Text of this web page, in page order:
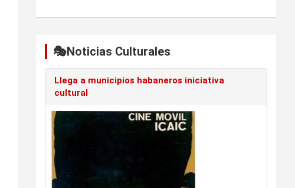
🎭Noticias Culturales
Llega a municipios habaneros iniciativa
cultural